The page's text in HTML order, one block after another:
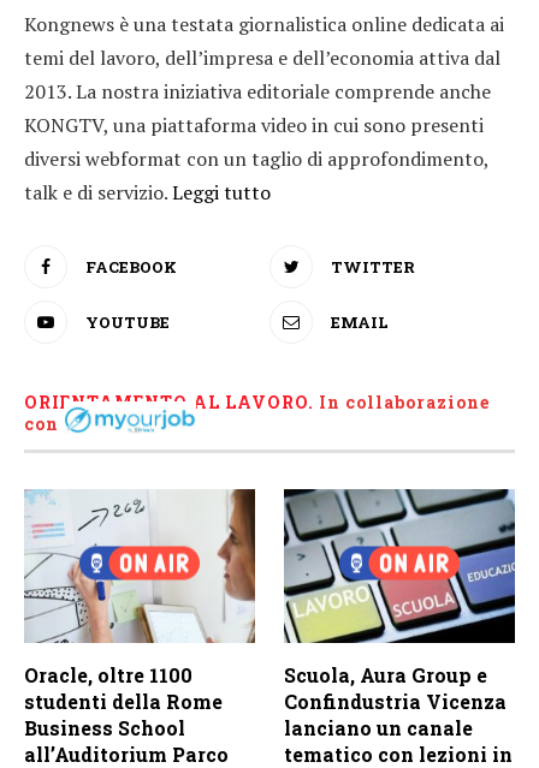
Kongnews è una testata giornalistica online dedicata ai
temi del lavoro, dell’impresa e dell’economia attiva dal
2013. La nostra iniziativa editoriale comprende anche
KONGTV, una piattaforma video in cui sono presenti
diversi webformat con un taglio di approfondimento,
talk e di servizio.Leggi tutto
FACEBOOK TWITTER
YOUTUBE EMAIL
ORIENTAMENTO AL LAVORO. In collaborazione
con
Oracle, oltre 1100
studenti della Rome
Business School
all’Auditorium Parco
Scuola, Aura Group e
Confindustria Vicenza
lanciano un canale
tematico con lezioni in